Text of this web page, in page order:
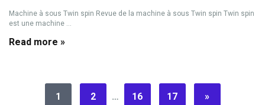
Machine à sous Twin spin Revue de la machine à sous Twin spin Twin spin
est une machine ...
Read more »
1 2 … 16 17 »